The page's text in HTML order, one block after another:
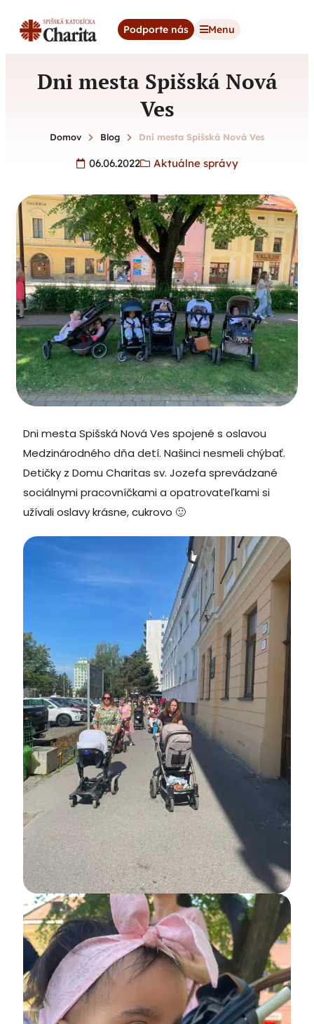
Podporte nás Menu
Dni mesta Spišská Nová
Ves
Domov Blog Dni mesta Spišská Nová Ves
06.06.2022 Aktuálne správy
Dni mesta Spišská Nová Ves spojené s oslavou
Medzinárodného dňa detí. Našinci nesmeli chýbať.
Detičky z Domu Charitas sv. Jozefa sprevádzané
sociálnymi pracovníčkami a opatrovateľkami si
užívali oslavy krásne, cukrovo 🙂